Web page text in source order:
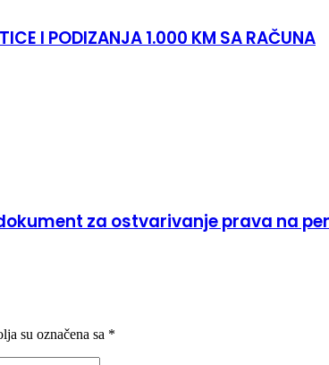
I PODIZANJA 1.000 KM SA RAČUNA
za ostvarivanje prava na
su označena sa *